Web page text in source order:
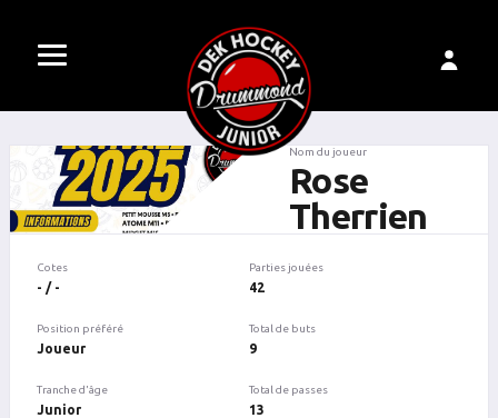
Nom du joueur
Rose
Therrien
Cotes
- / -
Position préféré
Joueur
Tranche d'âge
Junior
Parties jouées
42
Total de buts
9
Total de passes
13